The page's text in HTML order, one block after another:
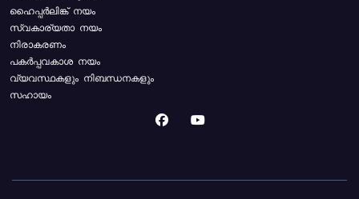
ഹൈപ്പർലിങ്ക് നയം
സ്വകാര്യതാ നയം
നിരാകരണം
പകർപ്പവകാശ നയം
വ്യവസ്ഥകളും നിബന്ധനകളും
സഹായം